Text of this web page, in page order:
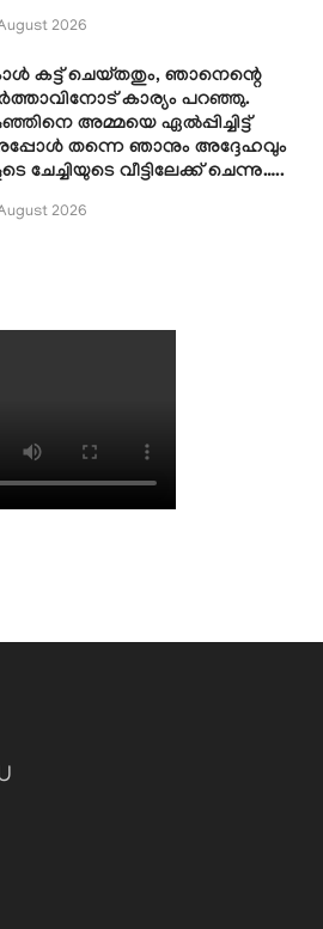
2026
കട്ട് ചെയ്തതും, ഞാനെന്റെ
കാര്യം പറഞ്ഞു.
അമ്മയെ ഏൽപ്പിച്ചിട്ട്
തന്നെ ഞാനും അദ്ദേഹവും
ചേച്ചിയുടെ വീട്ടിലേക്ക് ചെന്നു…..
2026